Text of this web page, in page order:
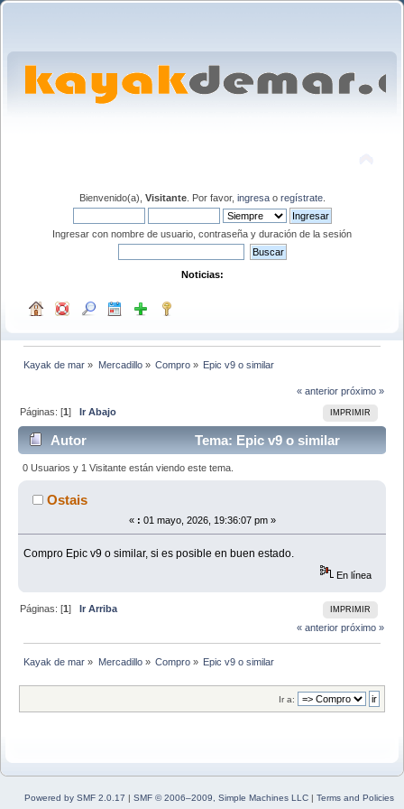
Bienvenido(a), Visitante. Por favor, ingresao regístrate.
Ingresar con nombre de usuario, contraseña y duración de la sesión
Noticias:
Kayak de mar » Mercadillo» Compro» Epic v9 o similar
« anterior próximo »
IMPRIMIR
Páginas: [1]Ir Abajo
Autor
Tema: Epic v9 o similar
(Leído 3768 veces)
0 Usuarios y 1 Visitante están viendo este tema.
Ostais
« : 01 mayo, 2026, 19:36:07 pm »
Compro Epic v9 o similar, si es posible en buen estado.
En línea
IMPRIMIR
Páginas: [1]Ir Arriba
« anterior próximo »
Kayak de mar » Mercadillo» Compro» Epic v9 o similar
Ir a:
Powered by SMF 2.0.17 | SMF © 2006–2009, Simple Machines LLC| Terms and Policies